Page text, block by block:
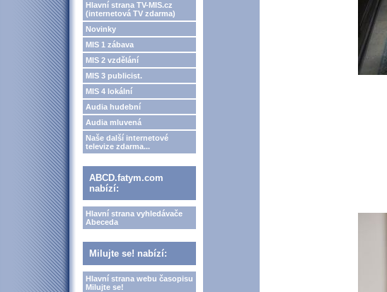
Hlavní strana TV-MIS.cz
(internetová TV zdarma)
Novinky
MIS 1 zábava
MIS 2 vzdělání
MIS 3 publicist.
MIS 4 lokální
Audia hudební
Audia mluvená
Naše další internetové
televize zdarma...
ABCD.fatym.com
nabízí:
Hlavní strana vyhledávače
Abeceda
Milujte se! nabízí:
Hlavní strana webu časopisu
Milujte se!